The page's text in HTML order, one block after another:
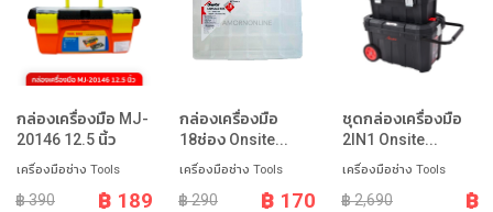
กล่องเครื่องมือ MJ-
20146 12.5 นิ้ว
เครื่องมือช่าง Tools
฿ 390 ฿ 189
กล่องเครื่องมือ
18ช่อง Onsite...
เครื่องมือช่าง Tools
฿ 290 ฿ 170
ชุดกล่องเครื่องมือ
2IN1 Onsite...
เครื่องมือช่าง Tools
฿ 2,690 ฿